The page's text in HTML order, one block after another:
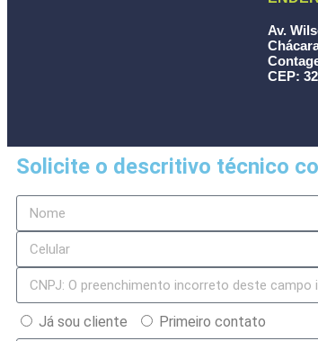
Av.
CEP:
Solicite o descritivo técnico
Já sou cliente Primeiro contato